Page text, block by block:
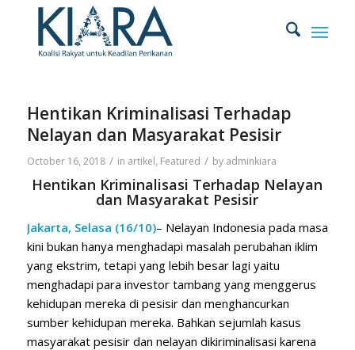
Hentikan Kriminalisasi Terhadap
Nelayan dan Masyarakat Pesisir
October 16, 2018 / in artikel, Featured / by adminkiara
Hentikan Kriminalisasi Terhadap Nelayan
dan Masyarakat Pesisir
Jakarta, Selasa (16/10)– Nelayan Indonesia pada masa
kini bukan hanya menghadapi masalah perubahan iklim
yang ekstrim, tetapi yang lebih besar lagi yaitu
menghadapi para investor tambang yang menggerus
kehidupan mereka di pesisir dan menghancurkan
sumber kehidupan mereka. Bahkan sejumlah kasus
masyarakat pesisir dan nelayan dikiriminalisasi karena